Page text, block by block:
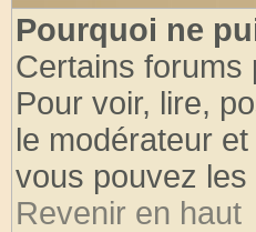
Pourquoi ne
Certains forums
Pour voir, lire,
le modérateur
vous pouvez
Revenir en haut